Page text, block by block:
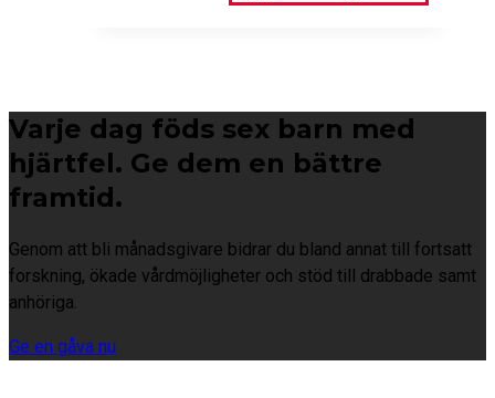
Varje dag föds sex barn med
hjärtfel. Ge dem en bättre
framtid.
Genom att bli månadsgivare bidrar du bland annat till fortsatt
forskning, ökade vårdmöjligheter och stöd till drabbade samt
anhöriga.
Ge en gåva nu